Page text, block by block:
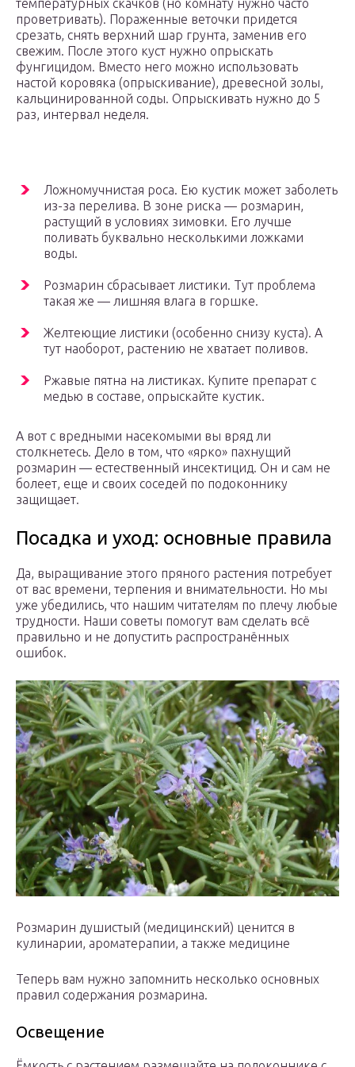
температурных скачков (но комнату нужно часто
проветривать). Пораженные веточки придется
срезать, снять верхний шар грунта, заменив его
свежим. После этого куст нужно опрыскать
фунгицидом. Вместо него можно использовать
настой коровяка (опрыскивание), древесной золы,
кальцинированной соды. Опрыскивать нужно до 5
раз, интервал неделя.
Ложномучнистая роса. Ею кустик может заболеть
из-за перелива. В зоне риска — розмарин,
растущий в условиях зимовки. Его лучше
поливать буквально несколькими ложками
воды.
Розмарин сбрасывает листики. Тут проблема
такая же — лишняя влага в горшке.
Желтеющие листики (особенно снизу куста). А
тут наоборот, растению не хватает поливов.
Ржавые пятна на листиках. Купите препарат с
медью в составе, опрыскайте кустик.
А вот с вредными насекомыми вы вряд ли
столкнетесь. Дело в том, что «ярко» пахнущий
розмарин — естественный инсектицид. Он и сам не
болеет, еще и своих соседей по подоконнику
защищает.
Посадка и уход: основные правила
Да, выращивание этого пряного растения потребует
от вас времени, терпения и внимательности. Но мы
уже убедились, что нашим читателям по плечу любые
трудности. Наши советы помогут вам сделать всё
правильно и не допустить распространённых
ошибок.
Розмарин душистый (медицинский) ценится в
кулинарии, ароматерапии, а также медицине
Теперь вам нужно запомнить несколько основных
правил содержания розмарина.
Освещение